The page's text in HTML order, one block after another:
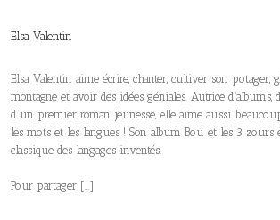
Elsa Valentin
Elsa Valentin aime écrire, chanter, cultiver son potager,
montagne et avoir des idées géniales. Autrice
d’un premier roman jeunesse, elle aime aussi
les mots et les langues ! Son album Bou et les 3 zours
classique des langages inventés.
Pour partager […]